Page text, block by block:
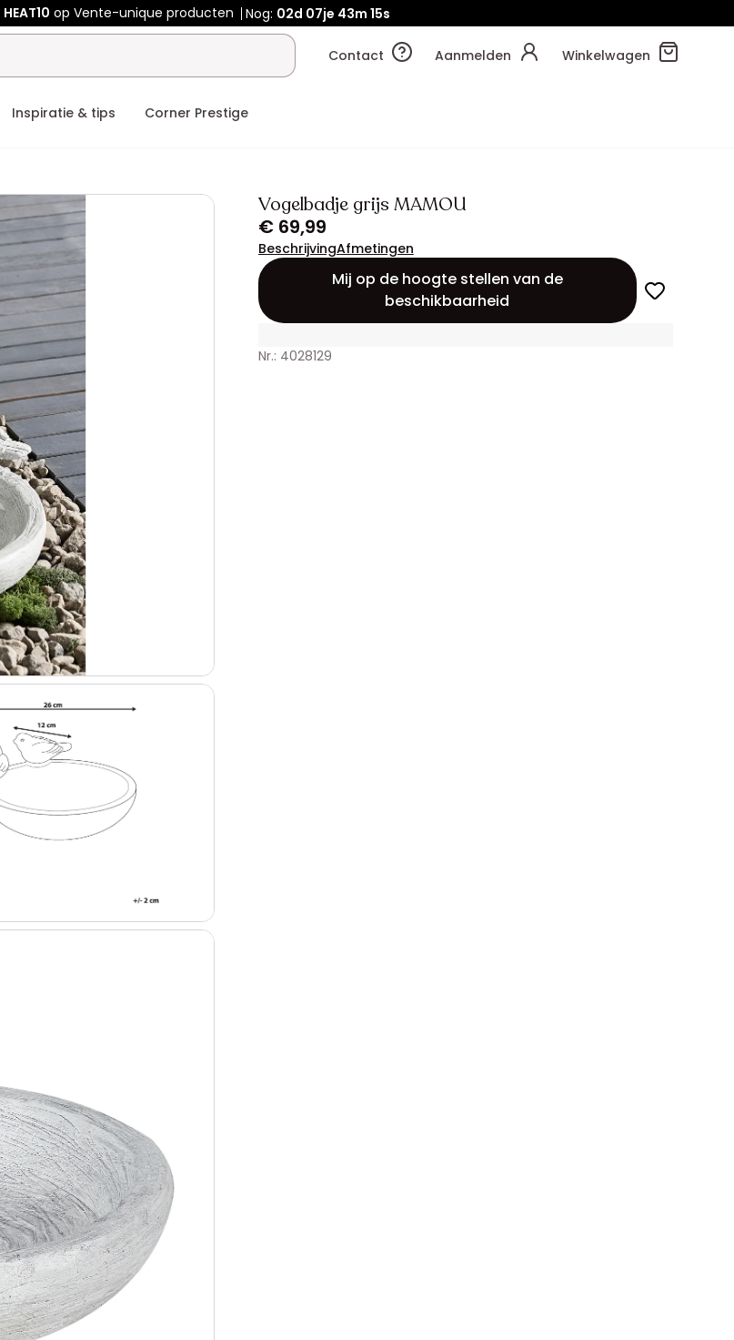
HEAT10 op Vente-unique producten Nog: 02d 07je 43m 13s
Contact Aanmelden Winkelwagen
Inspiratie & tips Corner Prestige
Vogelbadje grijs MAMOU
€ 69,99
BeschrijvingAfmetingen
Mij op de hoogte stellen van de
beschikbaarheid
Nr.: 4028129